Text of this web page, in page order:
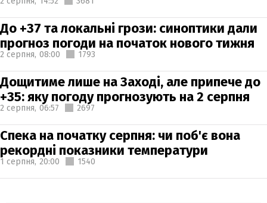
До +37 та локальні грози: синоптики дали
прогноз погоди на початок нового тижня
2 серпня, 08:00 1793
Дощитиме лише на Заході, але припече до
+35: яку погоду прогнозують на 2 серпня
2 серпня, 06:57 2697
Спека на початку серпня: чи поб'є вона
рекордні показники температури
1 серпня, 20:00 1540